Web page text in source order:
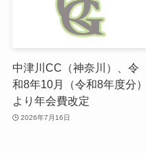
中津川CC（神奈川）、令
和8年10月（令和8年度分）
より年会費改定
2026年7月16日